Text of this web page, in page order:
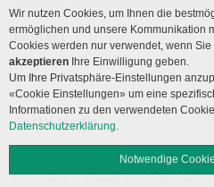
Kontakt
Anreise
Social Media
Impressum Disclaimer Datenschutz
Wir nutzen Cookies, um Ihnen die
ermöglichen und unsere Kommunikation
Cookies werden nur verwendet, wenn
akzeptieren Ihre Einwilligung geben.
Um Ihre Privatsphäre-Einstellungen
«Cookie Einstellungen» um eine
Informationen zu den verwendeten
Datenschutzerklärung.
Notwendige